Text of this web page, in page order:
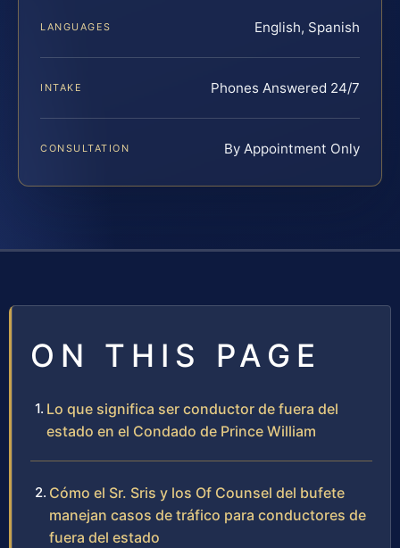
LANGUAGES English, Spanish
INTAKE Phones Answered 24/7
CONSULTATION By Appointment Only
ON THIS PAGE
Lo que significa ser conductor de fuera del
estado en el Condado de Prince William
Cómo el Sr. Sris y los Of Counsel del bufete
manejan casos de tráfico para conductores de
fuera del estado